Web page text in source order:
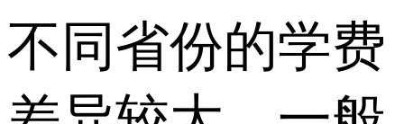
不同省份的学费